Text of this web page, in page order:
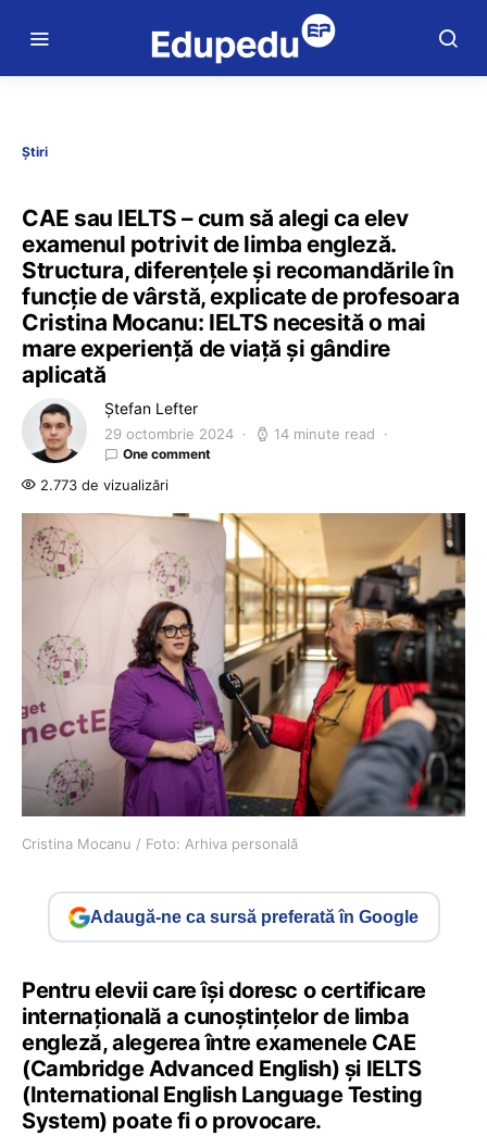
Știri
CAE sau IELTS – cum să alegi ca elev
examenul potrivit de limba engleză.
Structura, diferențele și recomandările în
funcție de vârstă, explicate de profesoara
Cristina Mocanu: IELTS necesită o mai
mare experiență de viață și gândire
aplicată
Ștefan Lefter
29 octombrie 2024 14 minute read
One comment
2.773 de vizualizări
Cristina Mocanu / Foto: Arhiva personală
Adaugă-ne ca sursă preferată în Google
Pentru elevii care își doresc o certificare
internațională a cunoștințelor de limba
engleză, alegerea între examenele CAE
(Cambridge Advanced English) și IELTS
(International English Language Testing
System) poate fi o provocare.